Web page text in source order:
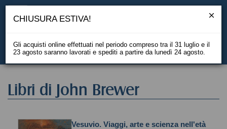
EN
Libri di John Brewer
Vesuvio. Viaggi, arte e scienza nell'età
CHIUSURA ESTIVA!
Gli acquisti online effettuati nel periodo compreso tra il 31 luglio e il
23 agosto saranno lavorati e spediti a partire da lunedì 24 agosto.